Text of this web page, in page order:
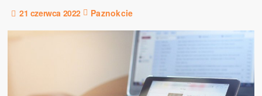
21 czerwca 2022 Paznokcie